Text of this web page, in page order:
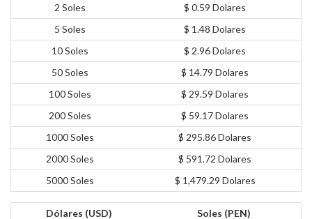
2 Soles
$ 0.59 Dolares
5 Soles
$ 1.48 Dolares
10 Soles
$ 2.96 Dolares
50 Soles
$ 14.79 Dolares
100 Soles
$ 29.59 Dolares
200 Soles
$ 59.17 Dolares
1000 Soles
$ 295.86 Dolares
2000 Soles
$ 591.72 Dolares
5000 Soles
$ 1,479.29 Dolares
Dólares (USD)
Soles (PEN)